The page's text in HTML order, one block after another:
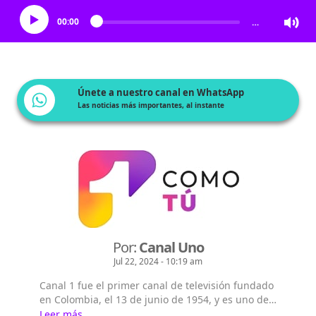
00:00 …
Únete a nuestro canal en WhatsApp
Las noticias más importantes, al instante
Por:Canal Uno
Jul 22, 2024 - 10:19 am
Canal 1 fue el primer canal de televisión fundado
en Colombia, el 13 de junio de 1954, y es uno de